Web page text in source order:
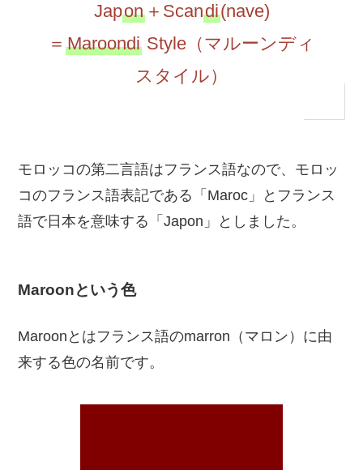
Japon＋Scandi(nave)
＝ Maroondi Style（マルーンディ
スタイル）
モロッコの第二言語はフランス語なので、モロッ
コのフランス語表記である「Maroc」とフランス
語で日本を意味する「Japon」としました。
Maroonという色
Maroonとはフランス語のmarron（マロン）に由
来する色の名前です。